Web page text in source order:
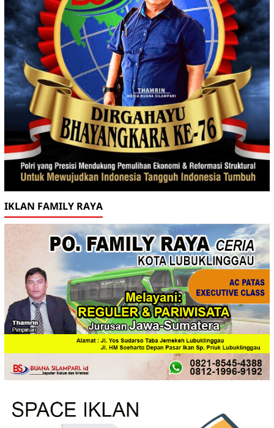
IKLAN FAMILY RAYA